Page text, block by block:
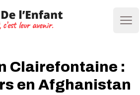
Clairefontaine :
en Afghanistan